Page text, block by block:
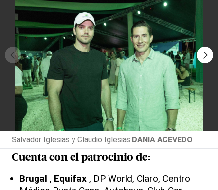
Salvador Iglesias y Claudio Iglesias.DANIA ACEVEDO
Cuenta con el patrocinio de:
Brugal , Equifax , DP World, Claro, Centro